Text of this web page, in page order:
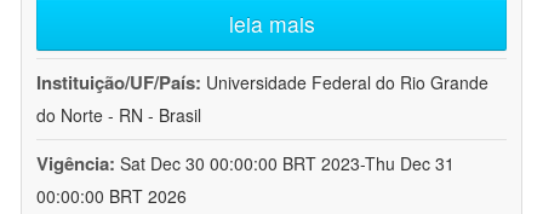
leia mais
Instituição/UF/País: Universidade Federal do Rio Grande
do Norte - RN - Brasil
Vigência: Sat Dec 30 00:00:00 BRT 2023-Thu Dec 31
00:00:00 BRT 2026